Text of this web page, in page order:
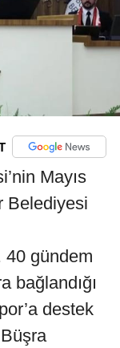
Mayıs
Belediyesi
40 gündem
bağlandığı
destek